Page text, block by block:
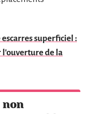
escarres superficiel :
de la
non